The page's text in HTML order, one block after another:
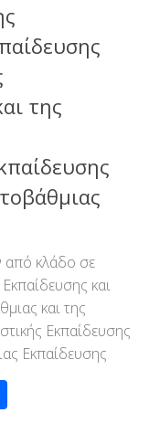
της
από κλάδο σε
και
και της
Εκπαίδευσης
Εκπαίδευσης